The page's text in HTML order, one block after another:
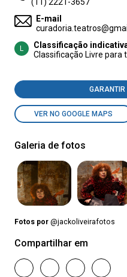
E-mail
L
Classificação
Classificação Livre para
GARANTIR
VER NO GOOGLE MAPS
Galeria de fotos
Fotos por @jackoliveirafotos
Compartilhar em